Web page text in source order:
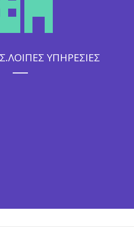
ΥΠΗΡΕΣΙΕΣ